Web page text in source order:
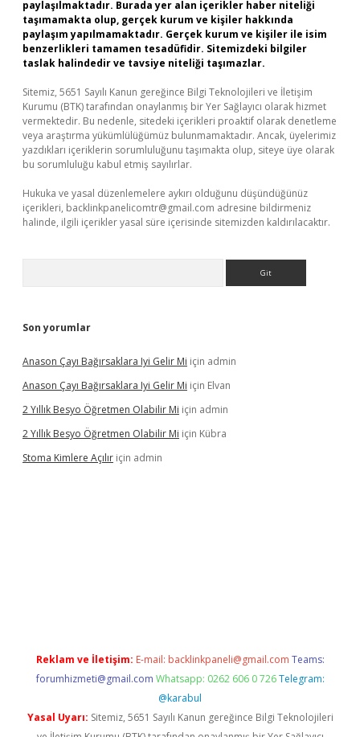
paylaşılmaktadır. Burada yer alan içerikler haber niteliği
taşımamakta olup, gerçek kurum ve kişiler hakkında
paylaşım yapılmamaktadır. Gerçek kurum ve kişiler ile isim
benzerlikleri tamamen tesadüfidir. Sitemizdeki bilgiler
taslak halindedir ve tavsiye niteliği taşımazlar.
Sitemiz, 5651 Sayılı Kanun gereğince Bilgi Teknolojileri ve İletişim
Kurumu (BTK) tarafından onaylanmış bir Yer Sağlayıcı olarak hizmet
vermektedir. Bu nedenle, sitedeki içerikleri proaktif olarak denetleme
veya araştırma yükümlülüğümüz bulunmamaktadır. Ancak, üyelerimiz
yazdıkları içeriklerin sorumluluğunu taşımakta olup, siteye üye olarak
bu sorumluluğu kabul etmiş sayılırlar.
Hukuka ve yasal düzenlemelere aykırı olduğunu düşündüğünüz
içerikleri, backlinkpanelicomtr@gmail.com adresine bildirmeniz
halinde, ilgili içerikler yasal süre içerisinde sitemizden kaldırılacaktır.
Son yorumlar
Anason Çayı Bağırsaklara Iyi Gelir Mi için admin
Anason Çayı Bağırsaklara Iyi Gelir Mi için Elvan
2 Yıllık Besyo Öğretmen Olabilir Mi için admin
2 Yıllık Besyo Öğretmen Olabilir Mi için Kübra
Stoma Kimlere Açılır için admin
Reklam ve İletişim: E-mail: backlinkpaneli@gmail.com Teams:
forumhizmeti@gmail.com Whatsapp: 0262 606 0 726 Telegram:
@karabul
Yasal Uyarı: Sitemiz, 5651 Sayılı Kanun gereğince Bilgi Teknolojileri